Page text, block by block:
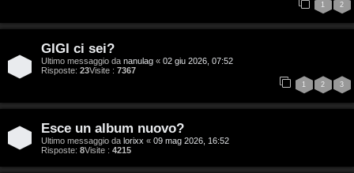
o
m
e
n
t
1 2
GIGI ci sei?
Ultimo messaggio da nanulag « 02 giu 2026, 07:52
Risposte: 23Visite : 7367
1 2 3
Esce un album nuovo?
Ultimo messaggio da lorixx « 09 mag 2026, 16:52
Risposte: 8Visite : 4215
c
A
t
i